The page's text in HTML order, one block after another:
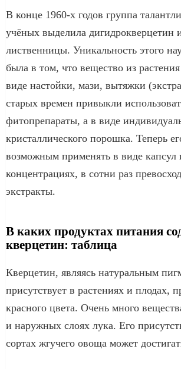
В конце 1960-х годов группа
учёных выделила дигидрокверцетин
лиственницы. Уникальность этого
была в том, что вещество из
виде настойки, мази, вытяжки
старых времен привыкли
фитопрепараты, а в виде
кристаллического порошка. Теперь
возможным применять в виде капсул
концентрациях, в сотни раз
экстракты.
В каких продуктах питания
кверцетин: таблица
Кверцетин, являясь натуральным
присутствует в растениях и плодах,
красного цвета. Очень много
и наружных слоях лука. Его
сортах жгучего овоща может